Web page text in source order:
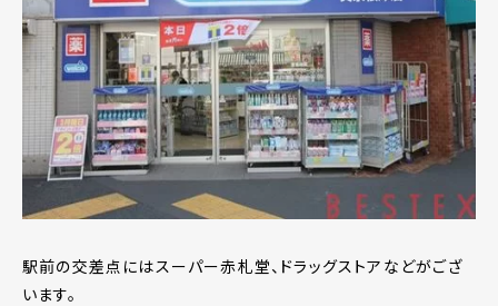
駅前の交差点にはスーパー赤札堂、ドラッグストアなどがござ
います。